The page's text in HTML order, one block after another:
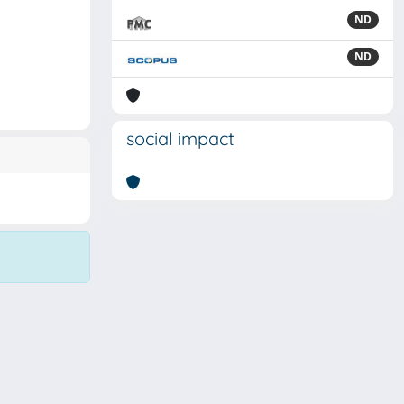
ND
ND
social impact